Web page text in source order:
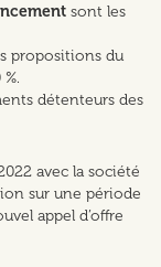
sont les
propositions du
détenteurs des
avec la société
sur une période
appel d’offre